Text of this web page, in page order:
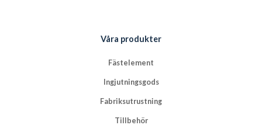
Våra produkter
Fästelement
Ingjutningsgods
Fabriksutrustning
Tillbehör